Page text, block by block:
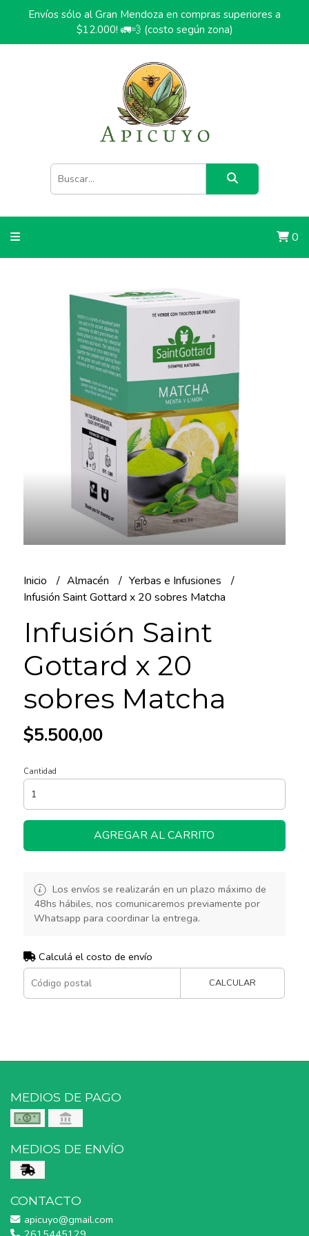
Envíos sólo al Gran Mendoza en compras superiores a
$12.000! 🚛💨 (costo según zona)
0
Inicio Almacén
Yerbas e Infusiones
Infusión Saint Gottard x 20 sobres Matcha
Infusión Saint
Gottard x 20
sobres Matcha
$5.500,00
Cantidad
AGREGAR AL CARRITO
Los envíos se realizarán en un plazo máximo de
48hs hábiles, nos comunicaremos previamente por
Whatsapp para coordinar la entrega.
Calculá el costo de envío
CALCULAR
MEDIOS DE PAGO
MEDIOS DE ENVÍO
CONTACTO
apicuyo@gmail.com